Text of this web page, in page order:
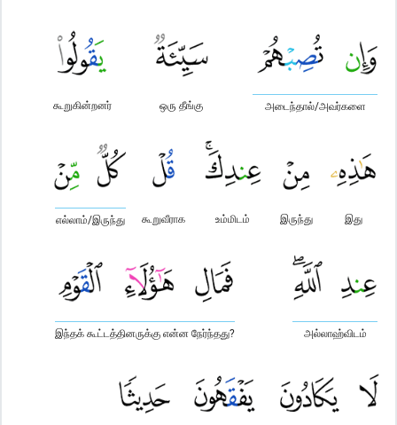
அடைந்தால்/அவர்களை
ஒரு தீங்கு
கூறுகின்றனர்
இது
இருந்து
உம்மிடம்
கூறுவீராக
எல்லாம்/இருந்து
அல்லாஹ்விடம்
இந்தக் கூட்டத்தினருக்கு என்ன நேர்ந்தது?